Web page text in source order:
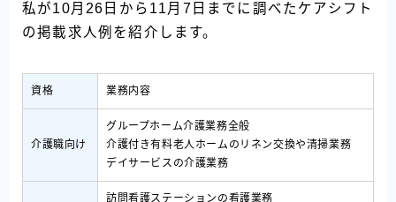
私が10月26日から11月7日までに調べたケアシフト
の掲載求人例を紹介します。
資格 業務内容
介護職向け
グループホーム介護業務全般
介護付き有料老人ホームのリネン交換や清掃業務
デイサービスの介護業務
訪問看護ステーションの看護業務